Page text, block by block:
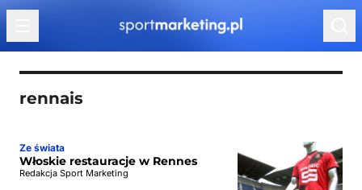
Przejdź do treści
rennais
Ze świata
Włoskie restauracje w Rennes
Redakcja Sport Marketing